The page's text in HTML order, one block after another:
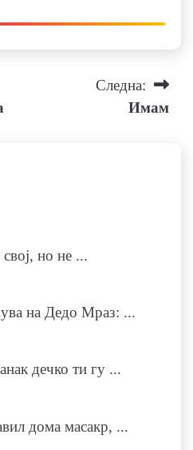
Следна:
Имам
но не ...
на Дедо Мраз: ...
дечко ти гу ...
дома масакр, ...